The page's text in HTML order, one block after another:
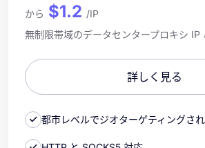
から $1.2 /IP
無制限帯域のデータセンタープロキシ IP
詳しく見る
都市レベルでジオターゲティングさ